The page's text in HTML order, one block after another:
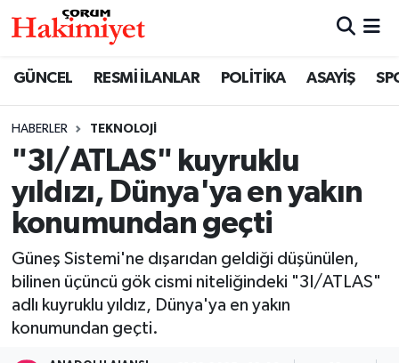
GÜNCEL RESMİ İLANLAR POLİTİKA ASAYİŞ
HABERLER TEKNOLOJİ
"3I/ATLAS" kuyruklu
yıldızı, Dünya'ya en yakın
konumundan geçti
Güneş Sistemi'ne dışarıdan geldiği düşünülen,
bilinen üçüncü gök cismi niteliğindeki "3I/ATLAS"
adlı kuyruklu yıldız, Dünya'ya en yakın
konumundan geçti.
SAĞLIK
ASAYİŞ
EKONOMİ
GÜNCEL
Nöbetçi Eczaneler
Çorum Namaz Vakitleri
Trafik Durumu
Süper Lig Puan Durumu ve Fikstür
Tüm Manşetler
Son Dakika Haberleri